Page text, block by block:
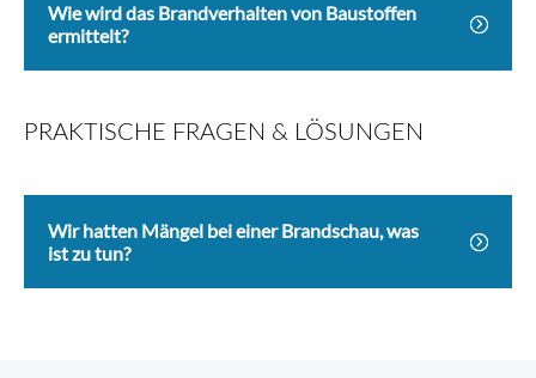
Wie wird das Brandverhalten von Baustoffen
ermittelt?
PRAKTISCHE FRAGEN & LÖSUNGEN
Wir hatten Mängel bei einer Brandschau, was
ist zu tun?